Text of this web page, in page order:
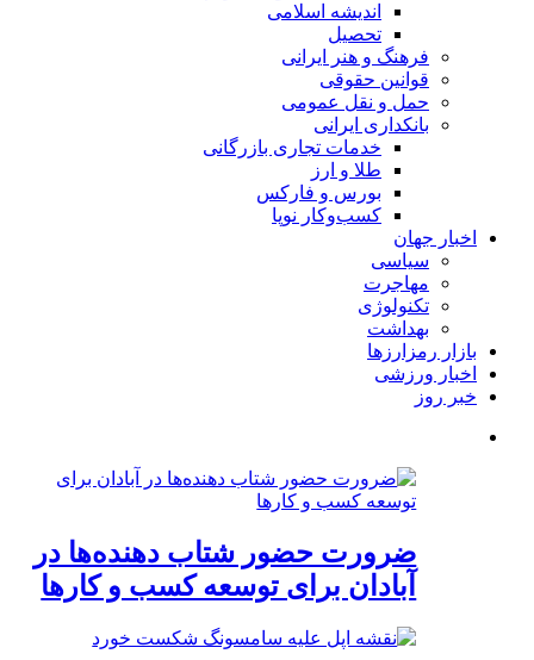
اندیشه اسلامی
تحصیل
فرهنگ و هنر ایرانی
قوانین حقوقی
حمل و نقل عمومی
بانکداری ایرانی
خدمات تجاری بازرگانی
طلا و ارز
بورس و فارکس
کسب‌وکار نوپا
اخبار جهان
سیاسی
مهاجرت
تکنولوژی
بهداشت
بازار رمزارزها
اخبار ورزشی
خبر روز
ضرورت حضور شتاب ‌دهنده‌ها در
آبادان برای توسعه کسب‌ و کارها